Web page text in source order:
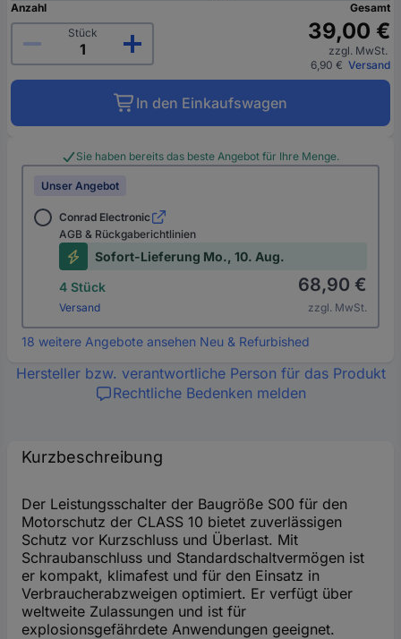
Anzahl
Stück
Gesamt
39,00 €
zzgl. MwSt.
6,90 € Versand
In den Einkaufswagen
Sie haben bereits das beste Angebot für Ihre Menge.
Unser Angebot
Conrad Electronic
AGB & Rückgaberichtlinien
Sofort-Lieferung Mo., 10. Aug.
4 Stück
Versand
68,90 €
zzgl. MwSt.
18 weitere Angebote ansehen Neu & Refurbished
Hersteller bzw. verantwortliche Person für das Produkt
Rechtliche Bedenken melden
Kurzbeschreibung
Der Leistungsschalter der Baugröße S00 für den
Motorschutz der CLASS 10 bietet zuverlässigen
Schutz vor Kurzschluss und Überlast. Mit
Schraubanschluss und Standardschaltvermögen ist
er kompakt, klimafest und für den Einsatz in
Verbraucherabzweigen optimiert. Er verfügt über
weltweite Zulassungen und ist für
explosionsgefährdete Anwendungen geeignet.